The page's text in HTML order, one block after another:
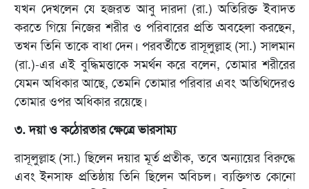
যখন দেখলেন যে হজরত আবু দারদা (রা.) অতিরিক্ত ইবাদত
করতে গিয়ে নিজের শরীর ও পরিবারের প্রতি অবহেলা করছেন,
তখন তিনি তাকে বাধা দেন। পরবর্তীতে রাসূলুল্লাহ (সা.) সালমান
(রা.)-এর এই বুদ্ধিমত্তাকে সমর্থন করে বলেন, তোমার শরীরের
যেমন অধিকার আছে, তেমনি তোমার পরিবার এবং অতিথিদেরও
তোমার ওপর অধিকার রয়েছে।
৩. দয়া ও কঠোরতার ক্ষেত্রে ভারসাম্য
রাসূলুল্লাহ (সা.) ছিলেন দয়ার মূর্ত প্রতীক, তবে অন্যায়ের বিরুদ্ধে
এবং ইনসাফ প্রতিষ্ঠায় তিনি ছিলেন অবিচল। ব্যক্তিগত কোনো